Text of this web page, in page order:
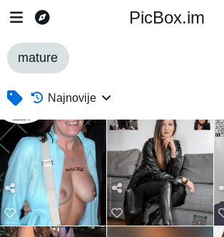
PicBox.im
mature
Najnovije